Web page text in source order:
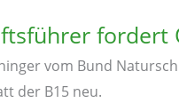
vom Bund
der B15 neu.